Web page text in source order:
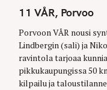
T
E
O
R
I
S
11 VÅR, Porvoo
Porvoon VÅR nousi
Lindbergin (sali) ja
ravintola tarjoaa
pikkukaupungissa 50
kilpailu ja